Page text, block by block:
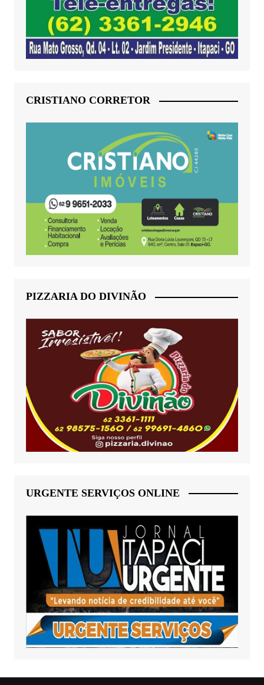
CRISTIANO CORRETOR
PIZZARIA DO DIVINÃO
URGENTE SERVIÇOS ONLINE